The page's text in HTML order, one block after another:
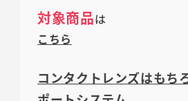
対象商品は
こちら
コンタクトレンズはもち